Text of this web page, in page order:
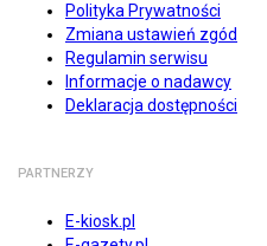
Polityka Prywatności
Zmiana ustawień zgód
Regulamin serwisu
Informacje o nadawcy
Deklaracja dostępności
PARTNERZY
E-kiosk.pl